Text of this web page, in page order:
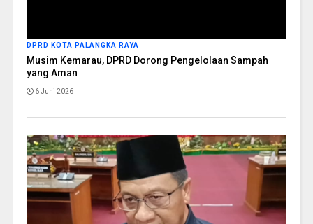
DPRD KOTA PALANGKA RAYA
Musim Kemarau, DPRD Dorong Pengelolaan Sampah
yang Aman
6 Juni 2026